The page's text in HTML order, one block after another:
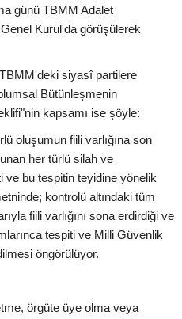
günü TBMM Adalet
Kurul'da görüşülerek
siyasî partilere
Bütünleşmenin
kapsamı ise şöyle:
oluşumun fiili varlığına son
her türlü silah ve
ve bu tespitin teyidine yönelik
kontrolü altındaki tüm
fiili varlığını sona erdirdiği ve
tespiti ve Milli Güvenlik
öngörülüyor.
örgüte üye olma veya